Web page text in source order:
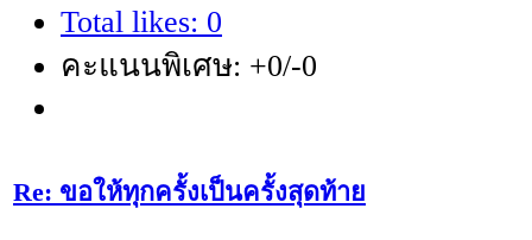
Total likes: 0
คะแนนพิเศษ: +0/-0
Re: ขอให้ทุกครั้งเป็นครั้งสุดท้าย